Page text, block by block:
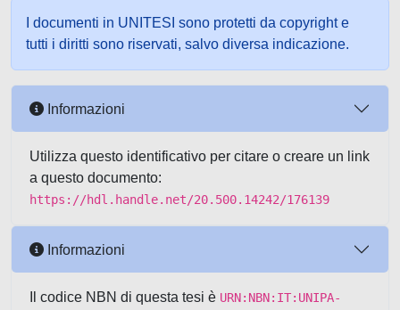
I documenti in UNITESI sono protetti da copyright e
tutti i diritti sono riservati, salvo diversa indicazione.
Informazioni
Utilizza questo identificativo per citare o creare un link
a questo documento:
https://hdl.handle.net/20.500.14242/176139
Informazioni
Il codice NBN di questa tesi è URN:NBN:IT:UNIPA-